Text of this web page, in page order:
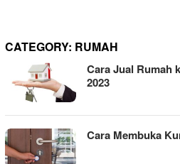
CATEGORY: RUMAH
Cara Jual Rumah
2023
Cara Membuka